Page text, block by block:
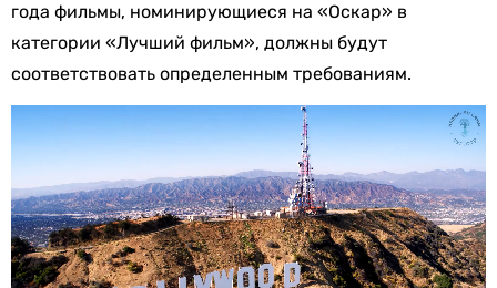
года фильмы, номинирующиеся на «Оскар» в
категории «Лучший фильм», должны будут
соответствовать определенным требованиям.
Видеоплеер